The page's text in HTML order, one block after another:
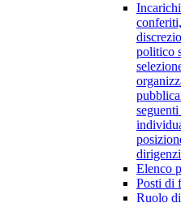
politico
Elenco
Posti di
Ruolo